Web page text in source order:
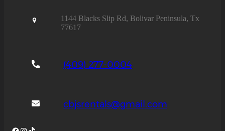
1144 Blacks Slip Rd, Bolivar Peninsula, Tx
77617
(409) 277-0004
cbjsrentals@gmail.com